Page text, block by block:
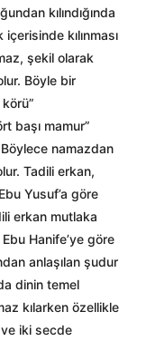
kılındığında
kılınması
şekil olarak
Böyle bir
başı mamur”
Böylece namazdan
Tadili erkan,
Yusuf’a göre
erkan mutlaka
Hanife’ye göre
anlaşılan şudur
dinin temel
kılarken özellikle
iki secde